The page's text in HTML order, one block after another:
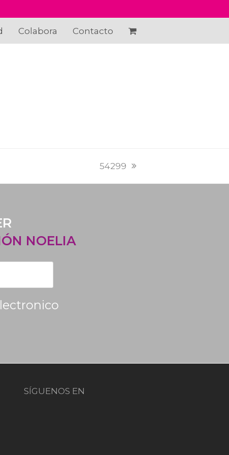
Colabora Contacto
54299
NOELIA
SÍGUENOS EN